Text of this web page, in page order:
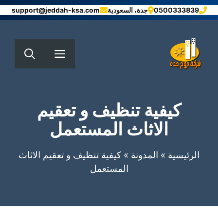
انتقل
إلى
0500333839 جدة، السعودية support@jeddah-ksa.com
القائمة
كيفية تنظيف و تعقيم
الاثاث المستعمل
الرئيسية » المدونة » كيفية تنظيف و تعقيم الاثاث
المستعمل